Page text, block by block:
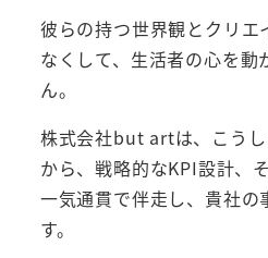
彼らの持つ世界観とクリエ
なくして、生活者の心を動
ん。
株式会社but artは、こう
から、戦略的なKPI設計、
一気通貫で伴走し、貴社の
す。